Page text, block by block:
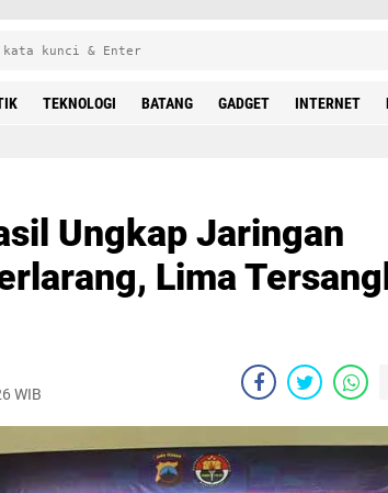
TEKNOLOGI BATANG GADGET INTERNET
Ungkap Jaringan
Lima
WIB